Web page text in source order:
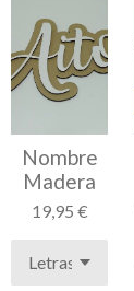
Nombre
Madera
19,95 €